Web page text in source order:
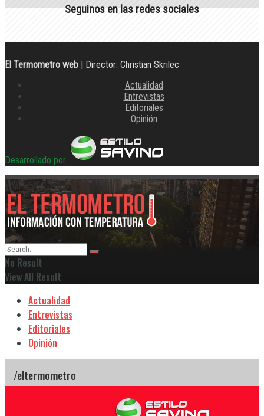
Seguinos en las redes sociales
El Termometro web | Director: Christian Skrilec
Actualidad
Entrevistas
Editoriales
Opinión
Desarrollado por
No Result
View All Result
Actualidad
Entrevistas
Editoriales
Opinión